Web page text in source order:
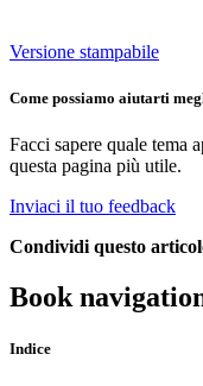
Versione stampabile
Come possiamo aiutarti
Facci sapere quale tema
questa pagina più utile.
Inviaci il tuo feedback
Condividi questo
Book
Indice